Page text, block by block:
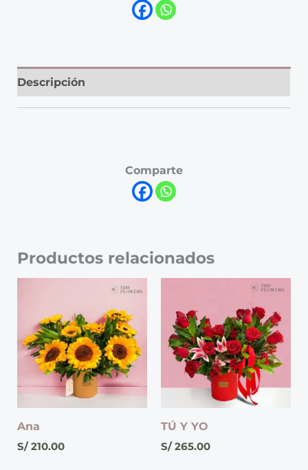
Descripción
Comparte
Productos relacionados
Ana
S/210.00
TÚ Y YO
S/265.00